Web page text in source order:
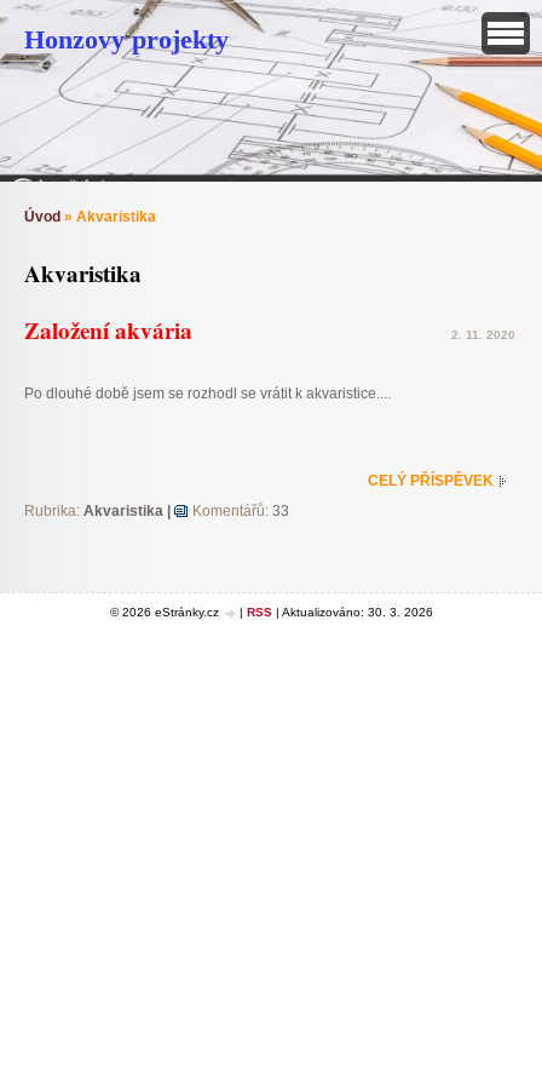
Honzovy projekty
Úvod » Akvaristika
Akvaristika
Založení akvária
2. 11. 2020
Po dlouhé době jsem se rozhodl se vrátit k akvaristice....
CELÝ PŘÍSPĚVEK
Rubrika: Akvaristika | Komentářů: 33
© 2026 eStránky.cz | RSS| Aktualizováno: 30. 3. 2026